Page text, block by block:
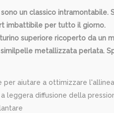
sono un classico
imbattibile per tutto il giorno.
superiore ricoperto da un
metallizzata perlata.
aiutare a ottimizzare
leggera diffusione della